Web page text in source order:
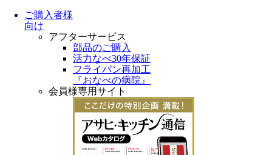
ご購入者様
向け
アフターサービス
部品のご購入
活力なべ30年保証
フライパン再加工
『おなべの病院』
会員様専用サイト